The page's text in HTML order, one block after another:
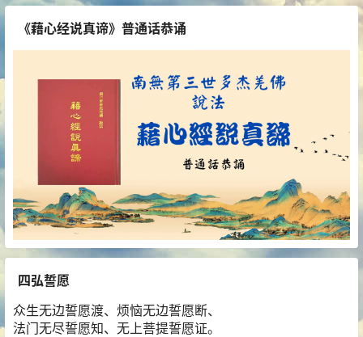
《藉心经说真谛》普通话恭诵
四弘誓愿
众生无边誓愿渡、烦恼无边誓愿断、
法门无尽誓愿知、无上菩提誓愿证。